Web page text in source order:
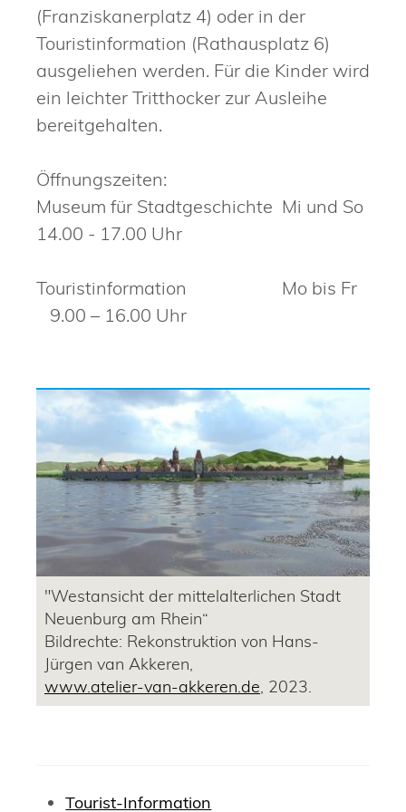
(Franziskanerplatz 4) oder in der
Touristinformation (Rathausplatz 6)
ausgeliehen werden. Für die Kinder wird
ein leichter Tritthocker zur Ausleihe
bereitgehalten.
Öffnungszeiten:
Museum für Stadtgeschichte Mi und So
14.00 - 17.00 Uhr
Touristinformation Mo bis Fr
9.00 – 16.00 Uhr
"Westansicht der mittelalterlichen Stadt
Neuenburg am Rhein“
Bildrechte: Rekonstruktion von Hans-
Jürgen van Akkeren,
www.atelier-van-akkeren.de , 2023.
Tourist-Information